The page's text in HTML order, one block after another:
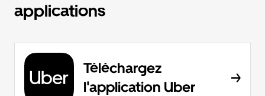
applications
Téléchargez
l'application Uber